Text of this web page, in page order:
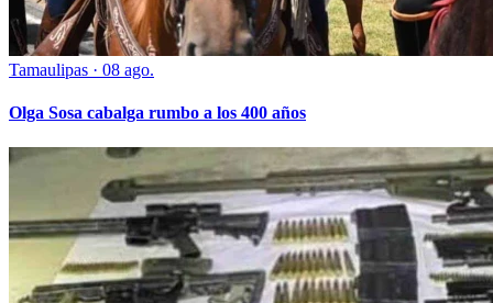
Tamaulipas · 08 ago.
Olga Sosa cabalga rumbo a los 400 años